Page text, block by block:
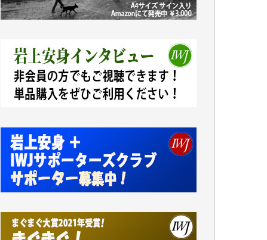
井出 隆太 様
及川昭男 様
藤田英之 様
藤岡比左志 様
井出 隆太 様
小池説夫 様
アオキカナメ 様
諸般の事情によりIWJ会費払えず今は非会員
です。市民側に立つ講演会にIWJのカメラマ
ンをよく拝見しております。コンテンツが失
われるのはあまりにもったいない。少しでも
お役立てください。（H.O.様）
今日、僅かですがカンパしました。（T.M.
様）